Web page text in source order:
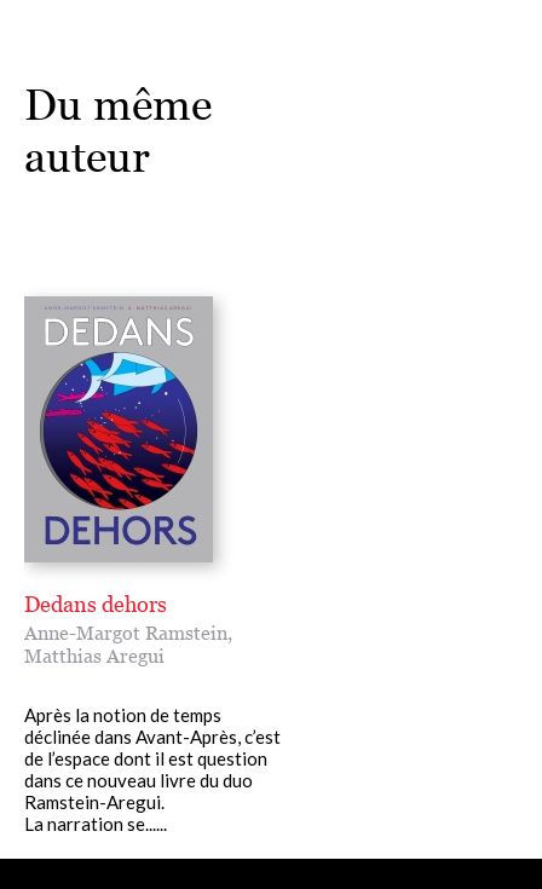
Du même
auteur
Dedans dehors
Anne-Margot Ramstein,
Matthias Aregui
Après la notion de temps
déclinée dans Avant-Après, c’est
de l’espace dont il est question
dans ce nouveau livre du duo
Ramstein-Aregui.
La narration se......